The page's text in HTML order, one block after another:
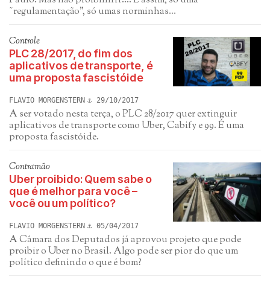
˜regulamentação", só umas norminhas...
Controle
PLC 28/2017, do fim dos
aplicativos de transporte, é
uma proposta fascistóide
FLAVIO MORGENSTERN 29/10/2017
A ser votado nesta terça, o PLC 28/2017 quer extinguir
aplicativos de transporte como Uber, Cabify e 99. É uma
proposta fascistóide.
Contramão
Uber proibido: Quem sabe o
que é melhor para você –
você ou um político?
FLAVIO MORGENSTERN 05/04/2017
A Câmara dos Deputados já aprovou projeto que pode
proibir o Uber no Brasil. Algo pode ser pior do que um
político definindo o que é bom?